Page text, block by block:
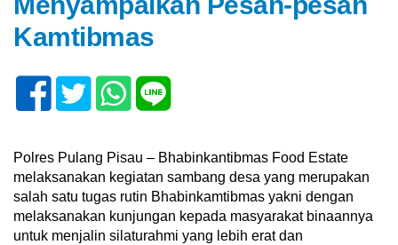
Kamtibmas
Polres Pulang Pisau – Bhabinkantibmas Food Estate
melaksanakan kegiatan sambang desa yang merupakan
salah satu tugas rutin Bhabinkamtibmas yakni dengan
melaksanakan kunjungan kepada masyarakat binaannya
untuk menjalin silaturahmi yang lebih erat dan